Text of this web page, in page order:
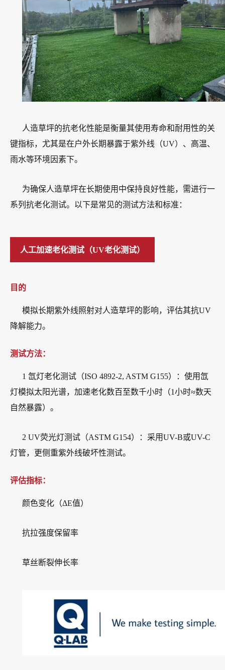
人造草坪的抗老化性能是衡量其使用寿命和耐用性的关
键指标，尤其是在户外长期暴露于紫外线（UV）、高温、
雨水等环境因素下。
为确保人造草坪在长期使用中保持良好性能，需进行一
系列抗老化测试。以下是常见的测试方法和标准：
人工加速老化测试（UV老化测试）
目的
模拟长期紫外线照射对人造草坪的影响，评估其抗UV
降解能力。
测试方法：
1 氙灯老化测试（ISO 4892-2, ASTM G155）：使用氙
灯模拟太阳光谱，加速老化数百至数千小时（1小时≈数天
自然暴露）。
2 UV荧光灯测试（ASTM G154）：采用UV-B或UV-C
灯管，更侧重紫外线破坏性测试。
评估指标：
颜色变化（ΔE值）
抗拉强度保留率
草丝断裂伸长率